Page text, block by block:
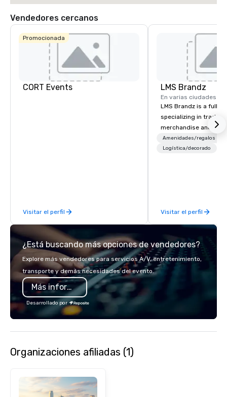
The Highland
Dallas, Curio
Collection by
Vendedores cercanos
Promocionada
CORT Events
Visitar el perfil
LMS Brandz
En varias ciudades
LMS Brandz is a full-
specializing in trade
merchandise and
booth giveaways and
to executive gifting,
years of industry
commitment to
smart, reliable
make the end-user
seamless from start to
Amenidades/regalos
Logística/decorado
Visitar el perfil
¿Está buscando más opciones de vendedores?
Explore más vendedores para servicios A/V, entretenimiento,
transporte y demás necesidades del evento.
Más información
Desarrollado por
Organizaciones afiliadas (1)